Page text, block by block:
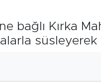
bağlı Kırka